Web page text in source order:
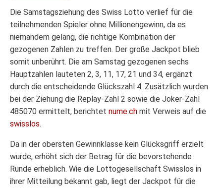
Die Samstagsziehung des Swiss Lotto verlief für die
teilnehmenden Spieler ohne Millionengewinn, da es
niemandem gelang, die richtige Kombination der
gezogenen Zahlen zu treffen. Der große Jackpot blieb
somit unberührt. Die am Samstag gezogenen sechs
Hauptzahlen lauteten 2, 3, 11, 17, 21 und 34, ergänzt
durch die entscheidende Glückszahl 4. Zusätzlich wurden
bei der Ziehung die Replay-Zahl 2 sowie die Joker-Zahl
485070 ermittelt, berichtet nume.ch mit Verweis auf die
swisslos.
Da in der obersten Gewinnklasse kein Glücksgriff erzielt
wurde, erhöht sich der Betrag für die bevorstehende
Runde erheblich. Wie die Lottogesellschaft Swisslos in
ihrer Mitteilung bekannt gab, liegt der Jackpot für die